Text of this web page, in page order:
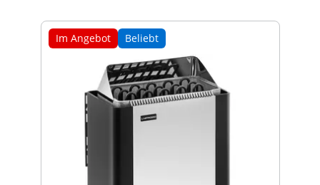
Im Angebot Beliebt